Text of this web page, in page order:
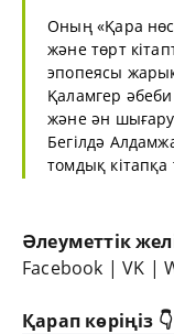
Оның «Қара
және төрт
эпопеясы
Қаламгер
және ән
Бегілдә
томдық
Әлеуметтік
Facebook |VK |
Қарап көріңіз 👇